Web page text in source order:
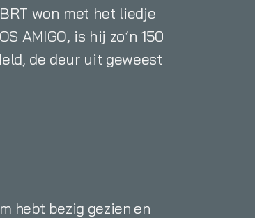
won met het liedje
AMIGO, is hij zo’n 150
de deur uit geweest
hebt bezig gezien en